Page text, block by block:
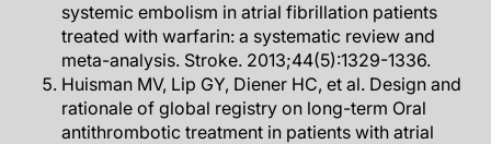
systemic embolism in atrial fibrillation patients
treated with warfarin: a systematic review and
meta-analysis. Stroke. 2013;44(5):1329-1336.
Huisman MV, Lip GY, Diener HC, et al. Design and
rationale of global registry on long-term Oral
antithrombotic treatment in patients with atrial